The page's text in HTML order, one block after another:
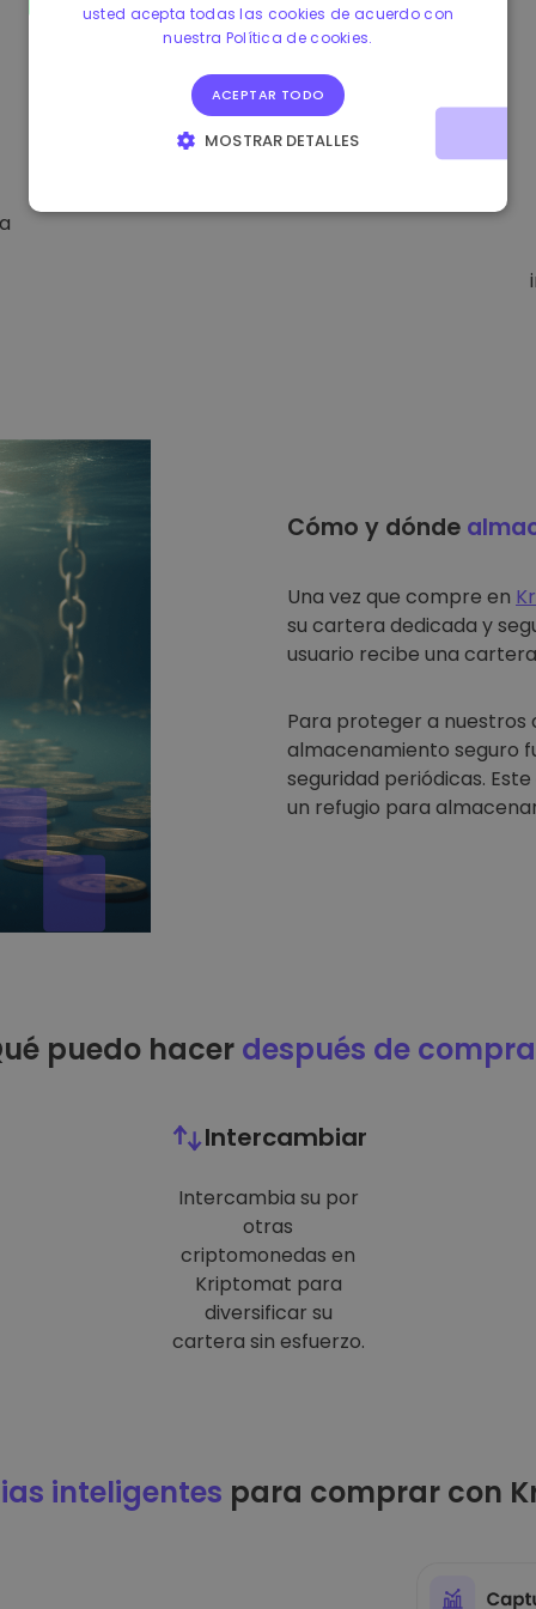
Cómo y dónde
Una vez que compre en
su cartera dedicada y
usuario recibe una
Para proteger a nuestros
almacenamiento seguro
seguridad periódicas.
un refugio para
puedo hacer después de
Intercambiar
Intercambia su por
otras
criptomonedas en
Kriptomat para
diversificar su
cartera sin esfuerzo.
inteligentes para comprar con
usted acepta todas las cookies de acuerdo con
nuestra Política de cookies.
ACEPTAR TODO
MOSTRAR DETALLES